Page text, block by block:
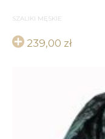
SZALIKI MĘSKIE
239,00 zł